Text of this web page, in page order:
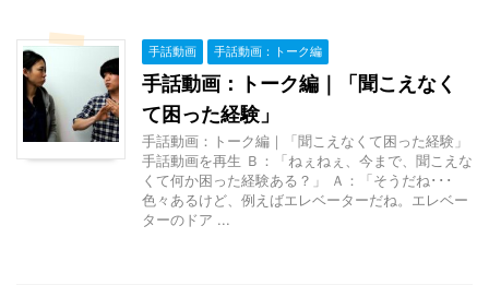
手話動画 手話動画：トーク編
手話動画：トーク編｜「聞こえなく
て困った経験」
手話動画：トーク編｜「聞こえなくて困った経験」
手話動画を再生 Ｂ：「ねぇねぇ、今まで、聞こえな
くて何か困った経験ある？」 Ａ：「そうだね･･･
色々あるけど、例えばエレベーターだね。エレベー
ターのドア ...